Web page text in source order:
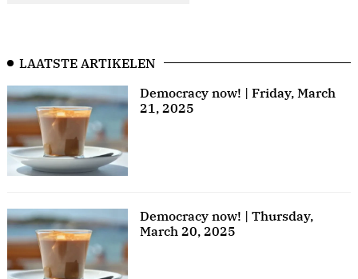
LAATSTE ARTIKELEN
Democracy now! | Friday, March
21, 2025
Democracy now! | Thursday,
March 20, 2025